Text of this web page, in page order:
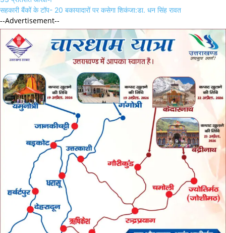
सहकारी बैंकों के टॉप- 20 बकायादारों पर कसेगा शिकंजा:डा. धन सिंह रावत
--Advertisement--